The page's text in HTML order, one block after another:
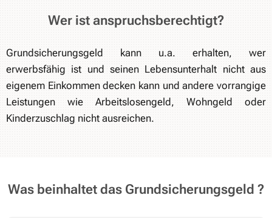
Wer ist anspruchsberechtigt?
Grundsicherungsgeld kann u.a. erhalten, wer
erwerbsfähig ist und seinen Lebensunterhalt nicht aus
eigenem Einkommen decken kann und andere vorrangige
Leistungen wie Arbeitslosengeld, Wohngeld oder
Kinderzuschlag nicht ausreichen.
Was beinhaltet das Grundsicherungsgeld ?